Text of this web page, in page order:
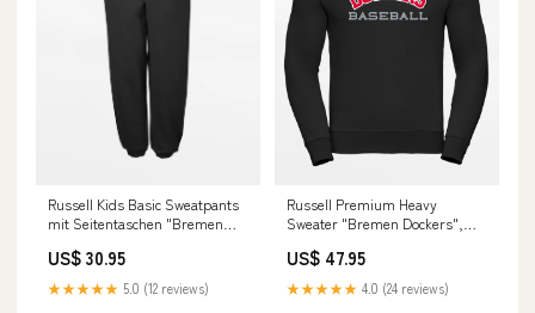
Russell Kids Basic Sweatpants
mit Seitentaschen "Bremen
berlin-sluggers-logowear
US$ 30.95
★★★★★ 5.0 (12 reviews)
Russell Premium Heavy
Sweater "Bremen Dockers",
Size:X-Small
US$ 47.95
★★★★★ 4.0 (24 reviews)